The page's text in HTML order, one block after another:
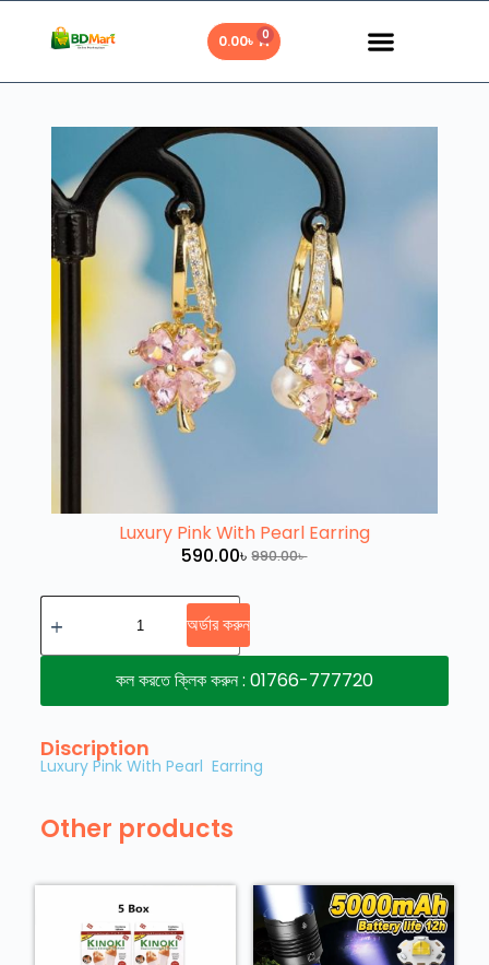
0.00৳ 0
Luxury Pink With Pearl Earring
990.00৳
590.00৳
অর্ডার করুন
কল করতে ক্লিক করুন : 01766-777720
Discription
Luxury Pink With Pearl Earring
Other products